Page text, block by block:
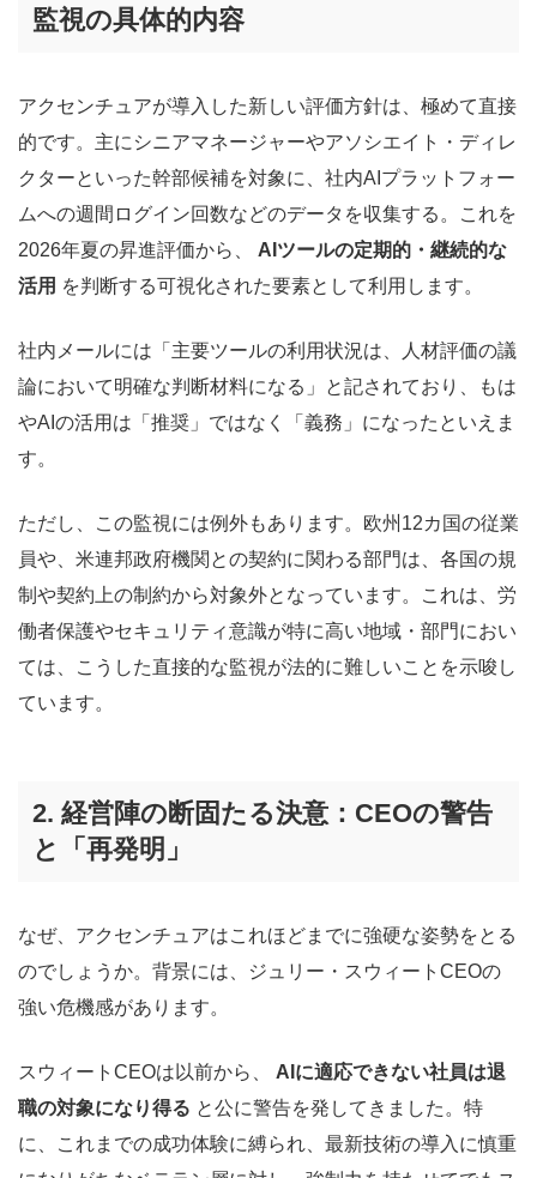
監視の具体的内容
アクセンチュアが導入した新しい評価方針は、極めて直接
的です。主にシニアマネージャーやアソシエイト・ディレ
クターといった幹部候補を対象に、社内AIプラットフォー
ムへの週間ログイン回数などのデータを収集する。これを
2026年夏の昇進評価から、 AIツールの定期的・継続的な
活用 を判断する可視化された要素として利用します。
社内メールには「主要ツールの利用状況は、人材評価の議
論において明確な判断材料になる」と記されており、もは
やAIの活用は「推奨」ではなく「義務」になったといえま
す。
ただし、この監視には例外もあります。欧州12カ国の従業
員や、米連邦政府機関との契約に関わる部門は、各国の規
制や契約上の制約から対象外となっています。これは、労
働者保護やセキュリティ意識が特に高い地域・部門におい
ては、こうした直接的な監視が法的に難しいことを示唆し
ています。
2. 経営陣の断固たる決意：CEOの警告
と「再発明」
なぜ、アクセンチュアはこれほどまでに強硬な姿勢をとる
のでしょうか。背景には、ジュリー・スウィートCEOの
強い危機感があります。
スウィートCEOは以前から、 AIに適応できない社員は退
職の対象になり得る と公に警告を発してきました。特
に、これまでの成功体験に縛られ、最新技術の導入に慎重